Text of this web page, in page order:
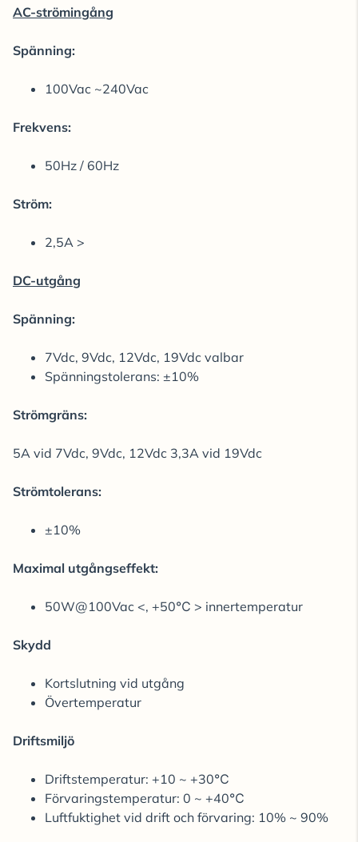
AC-strömingång
Spänning:
100Vac ~240Vac
Frekvens:
50Hz / 60Hz
Ström:
2,5A >
DC-utgång
Spänning:
7Vdc, 9Vdc, 12Vdc, 19Vdc valbar
Spänningstolerans: ±10%
Strömgräns:
5A vid 7Vdc, 9Vdc, 12Vdc 3,3A vid 19Vdc
Strömtolerans:
±10%
Maximal utgångseffekt:
50W@100Vac <, +50℃ > innertemperatur
Skydd
Kortslutning vid utgång
Övertemperatur
Driftsmiljö
Driftstemperatur: +10 ~ +30℃
Förvaringstemperatur: 0 ~ +40℃
Luftfuktighet vid drift och förvaring: 10% ~ 90%